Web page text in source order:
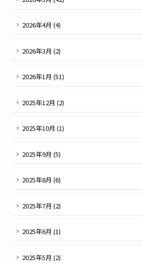
2026年4月 (4)
2026年3月 (2)
2026年1月 (51)
2025年12月 (2)
2025年10月 (1)
2025年9月 (5)
2025年8月 (6)
2025年7月 (2)
2025年6月 (1)
2025年5月 (2)